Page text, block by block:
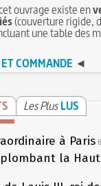
ouvrage existe en
(couverture rigide,
une table des
COMMANDE ◄
Les Plus LUS
à Paris
la